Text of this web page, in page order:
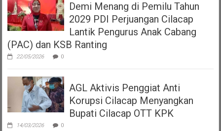
Demi Menang di Pemilu Tahun
2029 PDI Perjuangan Cilacap
Lantik Pengurus Anak Cabang
(PAC) dan KSB Ranting
22/05/2026 0
AGL Aktivis Penggiat Anti
Korupsi Cilacap Menyangkan
Bupati Cilacap OTT KPK
14/03/2026 0